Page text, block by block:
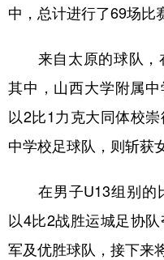
新疆 内蒙古
多语种频道
Русский язык
Deutsch Português
中，总计进行了69场比
来自太原的球队，
其中，山西大学附属
以2比1力克大同体校
中学校足球队，则斩获
在男子U13组别的
以4比2战胜运城足协
军及优胜球队，接下来